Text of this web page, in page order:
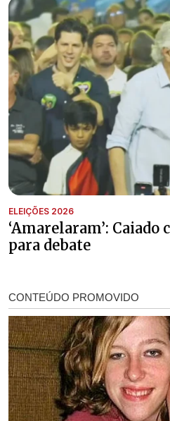
ELEIÇÕES 2026
‘Amarelaram’:
para debate